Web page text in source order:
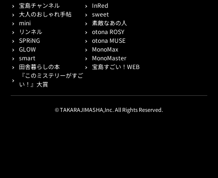
宝島チャンネル
InRed
大人のおしゃれ手帖
sweet
mini
素敵なあの人
リンネル
otona ROSY
SPRiNG
otona MUSE
GLOW
MonoMax
smart
MonoMaster
田舎暮らしの本
宝島すごい！WEB
『このミステリーがすご
い！』大賞
© TAKARAJIMASHA,Inc. All Rights Reserved.